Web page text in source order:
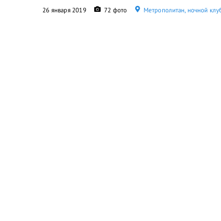
26 января 2019 72 фото Метрополитан, ночной